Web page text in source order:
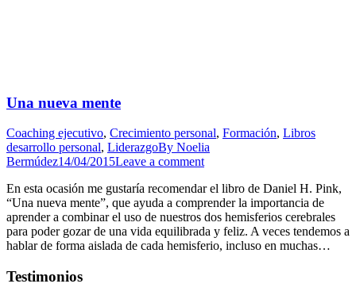
Una nueva mente
Coaching ejecutivo, Crecimiento personal, Formación, Libros
desarrollo personal, LiderazgoBy Noelia
Bermúdez14/04/2015Leave a comment
En esta ocasión me gustaría recomendar el libro de Daniel H. Pink,
“Una nueva mente”, que ayuda a comprender la importancia de
aprender a combinar el uso de nuestros dos hemisferios cerebrales
para poder gozar de una vida equilibrada y feliz. A veces tendemos a
hablar de forma aislada de cada hemisferio, incluso en muchas…
Testimonios